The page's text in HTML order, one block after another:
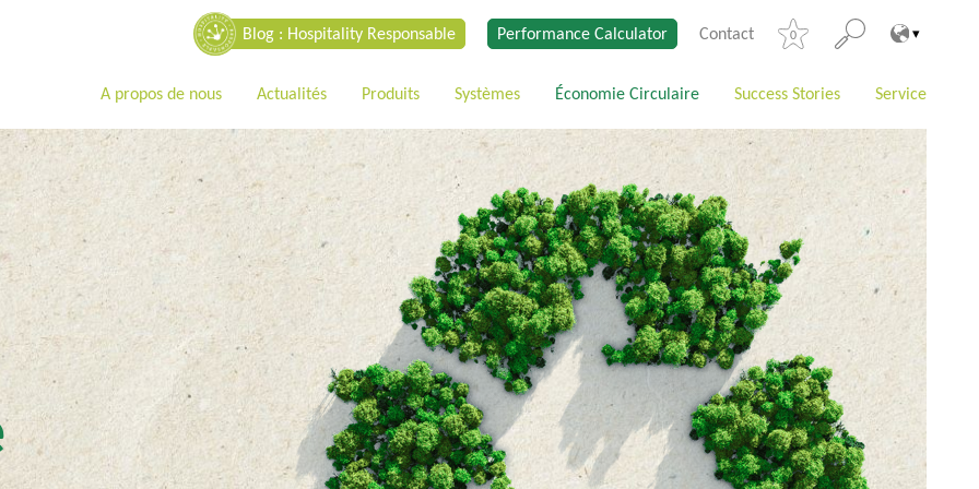
Blog : Hospitality Responsable Performance Calculator Contact 0
A propos de nous Actualités Produits Systèmes Économie Circulaire Success Stories Service